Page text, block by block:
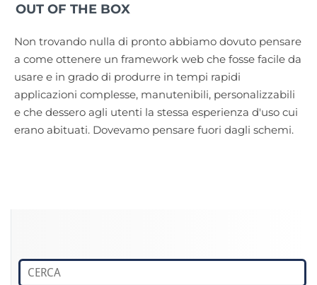
OUT OF THE BOX
Non trovando nulla di pronto abbiamo dovuto pensare
a come ottenere un framework web che fosse facile da
usare e in grado di produrre in tempi rapidi
applicazioni complesse, manutenibili, personalizzabili
e che dessero agli utenti la stessa esperienza d'uso cui
erano abituati. Dovevamo pensare fuori dagli schemi.